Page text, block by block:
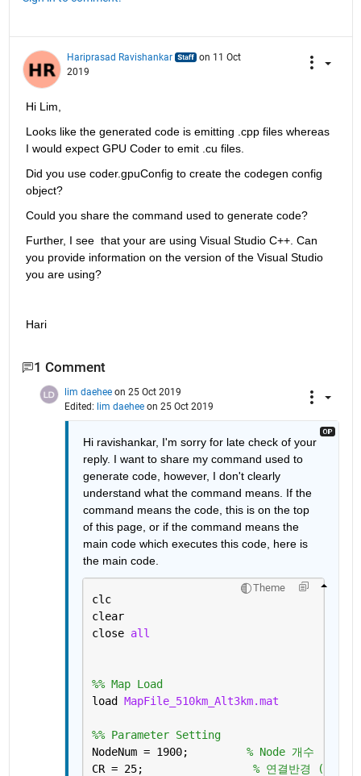
Hariprasad Ravishankar
on 11 Oct
2019
Hi Lim,
Looks like the generated code is emitting .cpp files whereas
I would expect GPU Coder to emit .cu files.
Did you use coder.gpuConfig to create the codegen config
object?
Could you share the command used to generate code?
Further, I see  that your are using Visual Studio C++. Can
you provide information on the version of the Visual Studio
you are using?
Hari
1 Comment
lim daehee on 25 Oct 2019
Edited: lim daehee on 25 Oct 2019
Hi ravishankar, I'm sorry for late check of your
reply. I want to share my command used to
generate code, however, I don't clearly
understand what the command means. If the
command means the code, this is on the top
of this page, or if the command means the
main code which executes this code, here is
the main code.
Theme
clc
clear
close all
%% Map Load
load MapFile_510km_Alt3km.mat
%% Parameter Setting
NodeNum = 1900; % Node 개수
CR = 25; % 연결반경